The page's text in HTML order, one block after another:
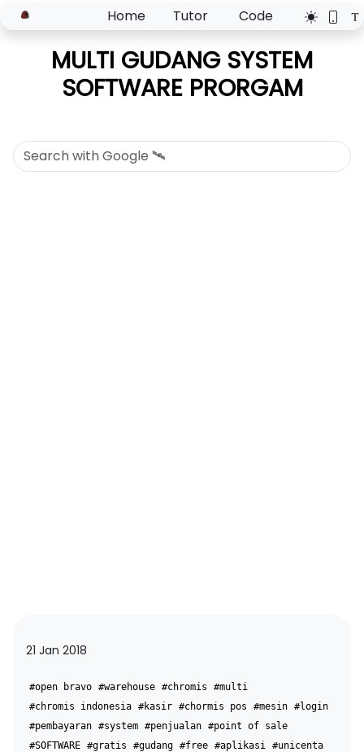
Home Tutor Code
MULTI GUDANG SYSTEM
SOFTWARE PRORGAM
21 Jan 2018
#open bravo #warehouse #chromis
#multi
#chromis indonesia #kasir #chormis pos #mesin #login
#pembayaran #system #penjualan #point of sale
#SOFTWARE #gratis #gudang #free #aplikasi #unicenta